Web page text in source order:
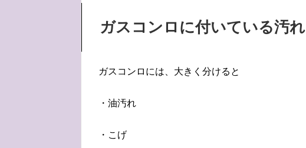
ガスコンロに付いている汚れ
ガスコンロには、大きく分けると
・油汚れ
・こげ